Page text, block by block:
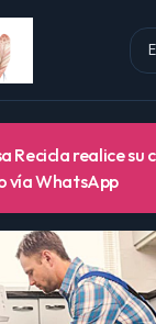
Recicla realice su
vía WhatsApp